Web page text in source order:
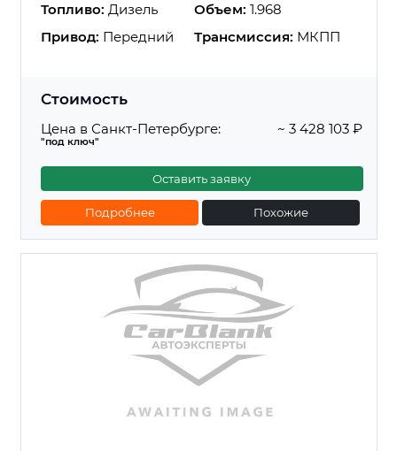
Топливо: Дизель Объем: 1.968
Привод: Передний Трансмиссия: МКПП
Стоимость
Цена в Санкт-Петербурге:
"под ключ"
~ 3 428 103 ₽
Оставить заявку
Подробнее Похожие